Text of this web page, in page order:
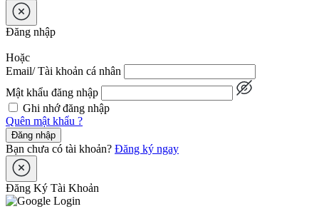
Đăng nhập
Hoặc
Email/ Tài khoản cá nhân
Mật khẩu đăng nhập
Ghi nhớ đăng nhập
Quên mật khẩu ?
Đăng nhập
Bạn chưa có tài khoản? Đăng ký ngay
Đăng Ký Tài Khoản